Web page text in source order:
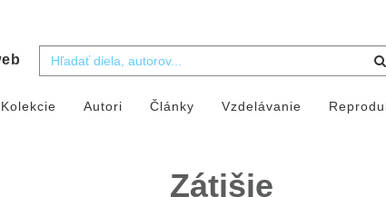
Kolekcie Autori Články Vzdelávanie
Zátišie